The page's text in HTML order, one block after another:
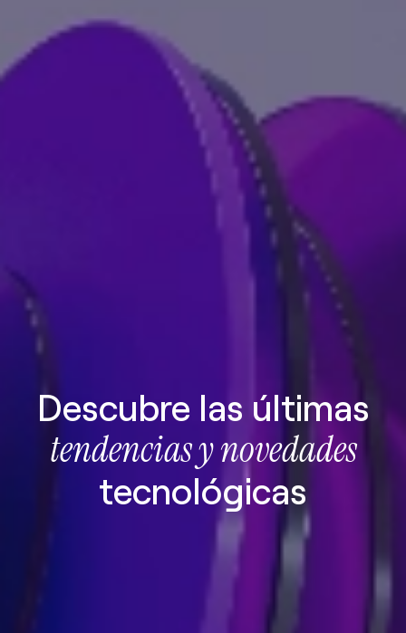
Descubre las últimas
tendencias y novedades
tecnológicas